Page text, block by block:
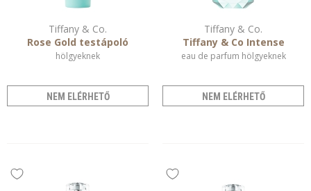
Tiffany & Co.
Rose Gold testápoló
hölgyeknek
NEM ELÉRHETŐ
Tiffany & Co.
Tiffany & Co Intense
eau de parfum hölgyeknek
NEM ELÉRHETŐ